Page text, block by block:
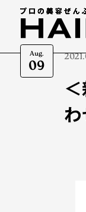
Aug.
09